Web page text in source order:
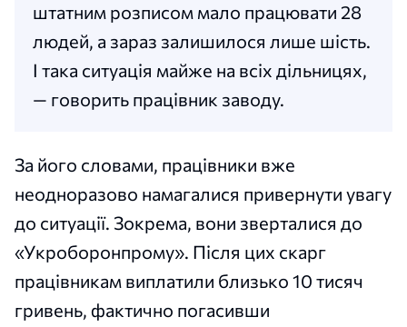
штатним розписом мало працювати 28
людей, а зараз залишилося лише шість.
І така ситуація майже на всіх дільницях,
— говорить працівник заводу.
За його словами, працівники вже
неодноразово намагалися привернути увагу
до ситуації. Зокрема, вони зверталися до
«Укроборонпрому». Після цих скарг
працівникам виплатили близько 10 тисяч
гривень, фактично погасивши